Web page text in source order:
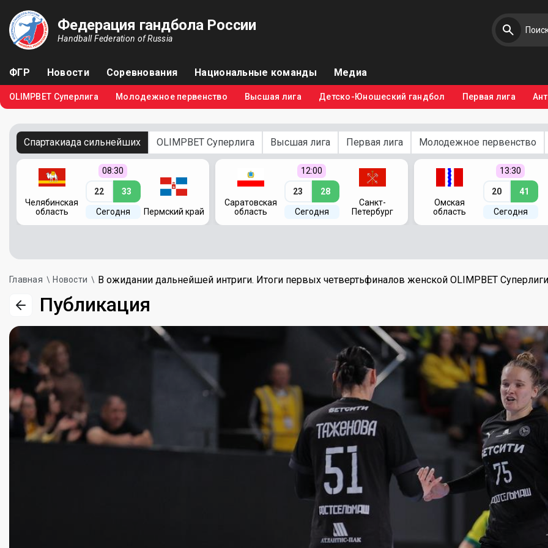
Федерация гандбола России
Handball Federation of Russia
ФГР Новости Соревнования Национальные команды Медиа
OLIMPBET Суперлига Молодежное первенство Высшая лига Детско-Юношеский гандбол Первая лига
Спартакиада сильнейших OLIMPBET Суперлига Высшая лига Первая лига Молодежное первенство
Челябинская
область
08:30
22 33
Сегодня Пермский край
Саратовская
область
12:00
23 28
Сегодня
Санкт-
Петербург
Омская
область
13:30
20 41
Сегодня
Главная Новости В ожидании дальнейшей интриги. Итоги первых четвертьфиналов женской OLIMPBET Суперлиги
Публикация